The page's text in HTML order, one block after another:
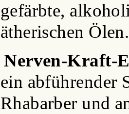
gefärbte,
ätherischen Ölen.
Nerven-Kraft-
ein abführender
Rhabarber und